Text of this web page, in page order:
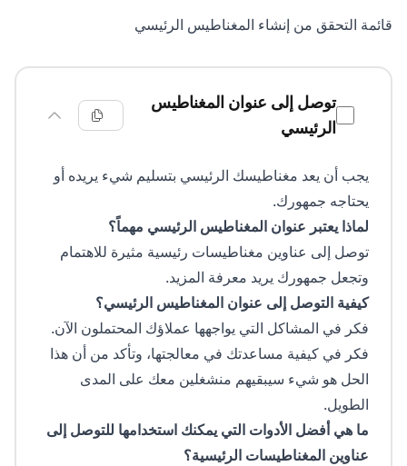
قائمة التحقق من إنشاء المغناطيس الرئيسي
قائمة التحقق من المغناطيس الرئيسي
توصل إلى عنوان المغناطيس
الرئيسي
يجب أن يعد مغناطيسك الرئيسي بتسليم شيء يريده أو
يحتاجه جمهورك.
لماذا يعتبر عنوان المغناطيس الرئيسي مهماً؟
توصل إلى عناوين مغناطيسات رئيسية مثيرة للاهتمام
وتجعل جمهورك يريد معرفة المزيد.
كيفية التوصل إلى عنوان المغناطيس الرئيسي؟
فكر في المشاكل التي يواجهها عملاؤك المحتملون الآن.
فكر في كيفية مساعدتك في معالجتها، وتأكد من أن هذا
الحل هو شيء سيبقيهم منشغلين معك على المدى
الطويل.
ما هي أفضل الأدوات التي يمكنك استخدامها للتوصل إلى
عناوين المغناطيسات الرئيسية؟